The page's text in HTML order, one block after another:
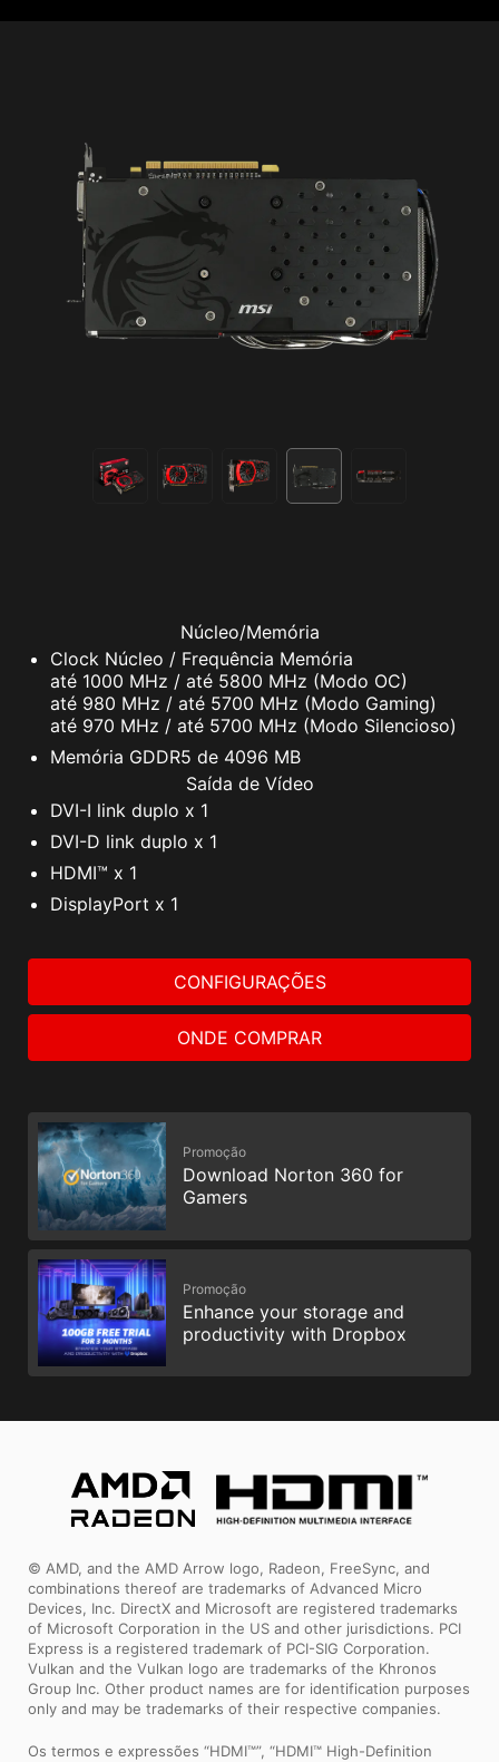
Núcleo/Memória
Clock Núcleo / Frequência Memória
até 1000 MHz / até 5800 MHz (Modo OC)
até 980 MHz / até 5700 MHz (Modo Gaming)
até 970 MHz / até 5700 MHz (Modo Silencioso)
Memória GDDR5 de 4096 MB
Saída de Vídeo
DVI-I link duplo x 1
DVI-D link duplo x 1
HDMI™ x 1
DisplayPort x 1
CONFIGURAÇÕES
ONDE COMPRAR
Promoção
Download Norton 360 for
Gamers
Promoção
Enhance your storage and
productivity with Dropbox
© AMD, and the AMD Arrow logo, Radeon, FreeSync, and
combinations thereof are trademarks of Advanced Micro
Devices, Inc. DirectX and Microsoft are registered trademarks
of Microsoft Corporation in the US and other jurisdictions. PCI
Express is a registered trademark of PCI-SIG Corporation.
Vulkan and the Vulkan logo are trademarks of the Khronos
Group Inc. Other product names are for identification purposes
only and may be trademarks of their respective companies.
Os termos e expressões “HDMI™”, “HDMI™ High-Definition